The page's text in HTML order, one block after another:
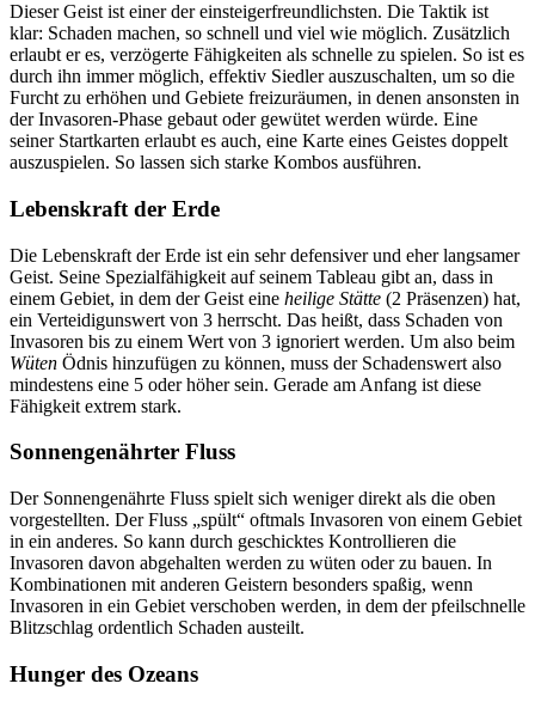
Dieser Geist ist einer der einsteigerfreundlichsten. Die Taktik ist
klar: Schaden machen, so schnell und viel wie möglich. Zusätzlich
erlaubt er es, verzögerte Fähigkeiten als schnelle zu spielen. So ist es
durch ihn immer möglich, effektiv Siedler auszuschalten, um so die
Furcht zu erhöhen und Gebiete freizuräumen, in denen ansonsten in
der Invasoren-Phase gebaut oder gewütet werden würde. Eine
seiner Startkarten erlaubt es auch, eine Karte eines Geistes doppelt
auszuspielen. So lassen sich starke Kombos ausführen.
Lebenskraft der Erde
Die Lebenskraft der Erde ist ein sehr defensiver und eher langsamer
Geist. Seine Spezialfähigkeit auf seinem Tableau gibt an, dass in
einem Gebiet, in dem der Geist eine heilige Stätte (2 Präsenzen) hat,
ein Verteidigunswert von 3 herrscht. Das heißt, dass Schaden von
Invasoren bis zu einem Wert von 3 ignoriert werden. Um also beim
Wüten Ödnis hinzufügen zu können, muss der Schadenswert also
mindestens eine 5 oder höher sein. Gerade am Anfang ist diese
Fähigkeit extrem stark.
Sonnengenährter Fluss
Der Sonnengenährte Fluss spielt sich weniger direkt als die oben
vorgestellten. Der Fluss „spült“ oftmals Invasoren von einem Gebiet
in ein anderes. So kann durch geschicktes Kontrollieren die
Invasoren davon abgehalten werden zu wüten oder zu bauen. In
Kombinationen mit anderen Geistern besonders spaßig, wenn
Invasoren in ein Gebiet verschoben werden, in dem der pfeilschnelle
Blitzschlag ordentlich Schaden austeilt.
Hunger des Ozeans